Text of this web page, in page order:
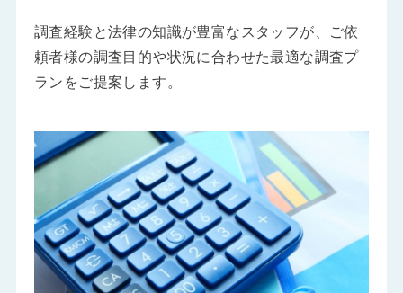
調査経験と法律の知識が豊富なスタッフが、ご依
頼者様の調査目的や状況に合わせた最適な調査プ
ランをご提案します。